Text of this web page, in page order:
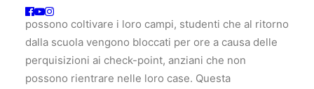
israeliano. Le conseguenze: contadini che non
possono coltivare i loro campi, studenti che al ritorno
dalla scuola vengono bloccati per ore a causa delle
perquisizioni ai check-point, anziani che non
possono rientrare nelle loro case. Questa